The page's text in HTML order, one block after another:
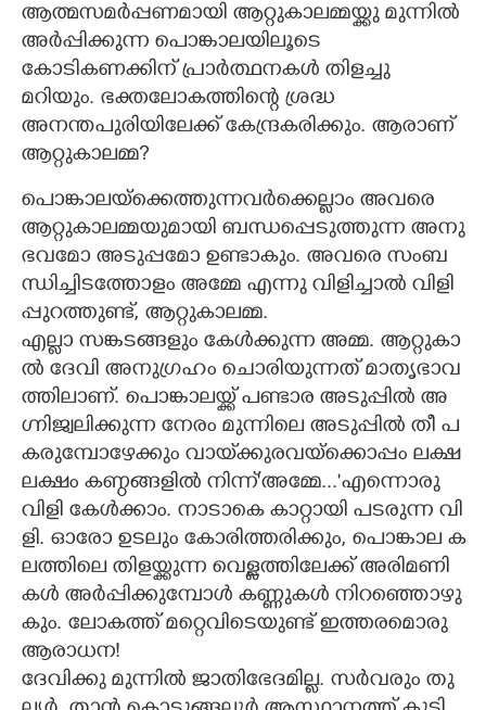
ആത്മസമർപ്പണമായി ആറ്റുകാലമ്മയ്ക്കു മുന്നിൽ
അർപ്പിക്കുന്ന പൊങ്കാലയിലൂടെ
കോടികണക്കിന് പ്രാർത്ഥനകൾ തിളച്ചു
മറിയും. ഭക്തലോകത്തിന്റെ ശ്രദ്ധ
അനന്തപുരിയിലേക്ക് കേന്ദ്രകരിക്കും. ആരാണ്
ആറ്റുകാലമ്മ?
പൊ​ങ്കാ​ല​യ്ക്കെ​ത്തു​ന്ന​വ​ർ​ക്കെ​ല്ലാം​ ​അ​വ​രെ​ ​
ആ​റ്റു​കാ​ല​മ്മ​യു​മാ​യി​ ​ബ​ന്ധ​പ്പെ​ടു​ത്തു​ന്ന​ ​അ​നു​
ഭ​വ​മോ​ ​അ​ടു​പ്പ​മോ​ ​ഉ​ണ്ടാ​കും.​ ​അ​വ​രെ​ ​സം​ബ​
ന്ധി​ച്ചി​ട​ത്തോ​ളം​ ​അ​മ്മേ​ ​എ​ന്നു​ ​വി​ളി​ച്ചാ​ൽ​ ​വി​ളി​
പ്പു​റ​ത്തു​ണ്ട്,​​​ ​ആ​റ്റു​കാ​ല​മ്മ.
എ​ല്ലാ​ ​സ​ങ്ക​ട​ങ്ങ​ളും​ ​കേ​ൾ​ക്കു​ന്ന​ ​അ​മ്മ.​ ​ആ​റ്റു​കാ​
ൽ​ ​ദേ​വി​ ​അ​നു​ഗ്ര​ഹം​ ​ചൊ​രി​യു​ന്ന​ത് ​മാ​തൃ​ഭാ​വ​
ത്തി​ലാ​ണ്.​ ​പൊ​ങ്കാ​ല​യ്ക്ക് ​പ​ണ്ടാ​ര​ ​അ​ടു​പ്പി​ൽ​ ​അ​
ഗ്നി​ജ്വ​ലി​ക്കു​ന്ന​ ​നേ​രം​ ​മു​ന്നി​ലെ​ ​അ​ടു​പ്പി​ൽ​ ​തീ​ ​പ​
ക​രു​മ്പോ​ഴേ​ക്കും​ ​വാ​യ്‌​ക്കു​ര​വ​യ്ക്കൊ​പ്പം​ ​ല​ക്ഷ​
ല​ക്ഷം​ ​ക​ണ്ഠ​ങ്ങ​ളി​ൽ​ ​നി​ന്ന്'​അ​മ്മേ...​"എ​ന്നൊ​രു​ ​
വി​ളി​ ​കേ​ൾ​ക്കാം.​ ​നാ​ടാ​കെ​ ​കാ​റ്റാ​യി​ ​പ​ട​രു​ന്ന​ ​വി​
ളി.​ ​ഓ​രോ​ ​ഉ​ട​ലും​ ​കോ​രി​ത്ത​രി​ക്കും,​ ​പൊ​ങ്കാ​ല​ ​ക​
ല​ത്തി​ലെ​ ​തി​ള​യ്ക്കു​ന്ന​ ​വെ​ള്ള​ത്തി​ലേ​ക്ക് ​അ​രി​മ​ണി​
ക​ൾ​ ​അ​ർ​പ്പി​ക്കു​മ്പോ​ൾ​ ​ക​ണ്ണു​ക​ൾ​ ​നി​റ​ഞ്ഞൊ​ഴു​
കും.​ ​ലോ​ക​ത്ത് ​മ​റ്റെ​വി​ടെ​യു​ണ്ട് ​ഇ​ത്ത​ര​മൊ​രു​ ​
ആ​രാ​ധ​ന!
ദേ​വി​ക്കു​ ​മു​ന്നി​ൽ​ ​ജാ​തി​ഭേ​ദ​മി​ല്ല.​ ​സ​ർ​വ​രും​ ​തു​